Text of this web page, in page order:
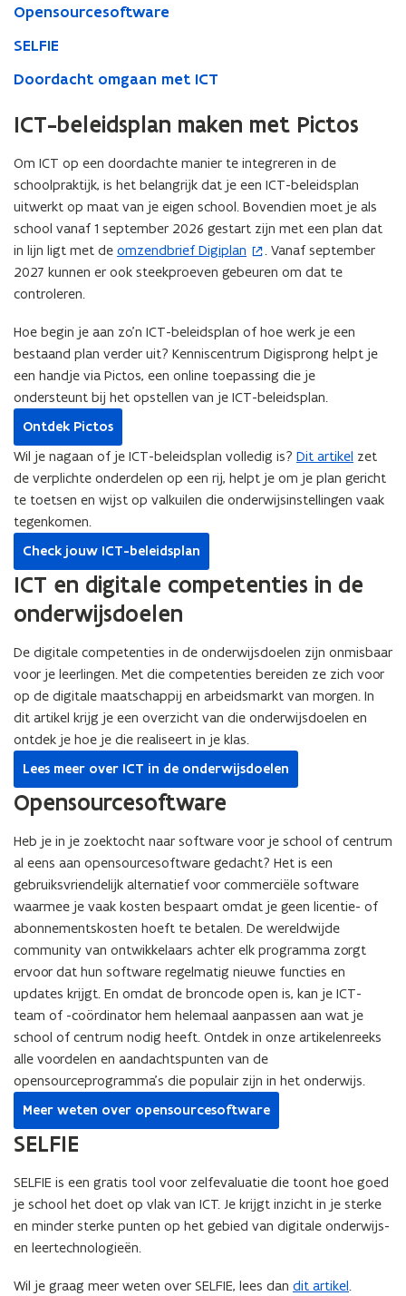
Opensourcesoftware
SELFIE
Doordacht omgaan met ICT
ICT-beleidsplan maken met Pictos
Om ICT op een doordachte manier te integreren in de
schoolpraktijk, is het belangrijk dat je een ICT-beleidsplan
uitwerkt op maat van je eigen school. Bovendien moet je als
school vanaf 1 september 2026 gestart zijn met een plan dat
in lijn ligt met de omzendbrief Digiplan
(
o
n
t
i
n
i
e
v
e
n
t
. Vanaf september
2027 kunnen er ook steekproeven gebeuren om dat te
controleren.
Hoe begin je aan zo’n ICT-beleidsplan of hoe werk je een
bestaand plan verder uit? Kenniscentrum Digisprong helpt je
een handje via Pictos, een online toepassing die je
ondersteunt bij het opstellen van je ICT-beleidsplan.
Ontdek Pictos
Wil je nagaan of je ICT-beleidsplan volledig is? Dit artikel zet
de verplichte onderdelen op een rij, helpt je om je plan gericht
te toetsen en wijst op valkuilen die onderwijsinstellingen vaak
tegenkomen.
Check jouw ICT-beleidsplan
ICT en digitale competenties in de
onderwijsdoelen
De digitale competenties in de onderwijsdoelen zijn onmisbaar
voor je leerlingen. Met die competenties bereiden ze zich voor
op de digitale maatschappij en arbeidsmarkt van morgen. In
dit artikel krijg je een overzicht van die onderwijsdoelen en
ontdek je hoe je die realiseert in je klas.
Lees meer over ICT in de onderwijsdoelen
Opensourcesoftware
Heb je in je zoektocht naar software voor je school of centrum
al eens aan opensourcesoftware gedacht? Het is een
gebruiksvriendelijk alternatief voor commerciële software
waarmee je vaak kosten bespaart omdat je geen licentie- of
abonnementskosten hoeft te betalen. De wereldwijde
community van ontwikkelaars achter elk programma zorgt
ervoor dat hun software regelmatig nieuwe functies en
updates krijgt. En omdat de broncode open is, kan je ICT-
team of -coördinator hem helemaal aanpassen aan wat je
school of centrum nodig heeft. Ontdek in onze artikelenreeks
alle voordelen en aandachtspunten van de
opensourceprogramma’s die populair zijn in het onderwijs.
Meer weten over opensourcesoftware
SELFIE
SELFIE is een gratis tool voor zelfevaluatie die toont hoe goed
je school het doet op vlak van ICT. Je krijgt inzicht in je sterke
en minder sterke punten op het gebied van digitale onderwijs-
en leertechnologieën.
Wil je graag meer weten over SELFIE, lees dan dit artikel.